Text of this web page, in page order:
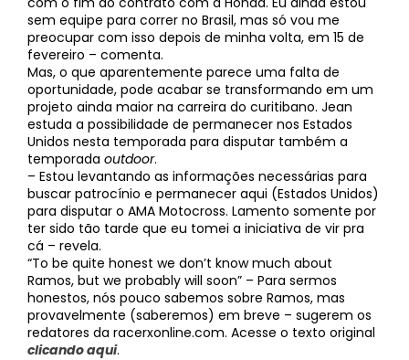
sem equipe para correr no Brasil, mas só vou me
preocupar com isso depois de minha volta, em 15 de
fevereiro – comenta.
Mas, o que aparentemente parece uma falta de
oportunidade, pode acabar se transformando em um
projeto ainda maior na carreira do curitibano. Jean
estuda a possibilidade de permanecer nos Estados
Unidos nesta temporada para disputar também a
temporada outdoor.
– Estou levantando as informações necessárias para
buscar patrocínio e permanecer aqui (Estados Unidos)
para disputar o AMA Motocross. Lamento somente por
ter sido tão tarde que eu tomei a iniciativa de vir pra
cá – revela.
“To be quite honest we don’t know much about
Ramos, but we probably will soon” – Para sermos
honestos, nós pouco sabemos sobre Ramos, mas
provavelmente (saberemos) em breve – sugerem os
redatores da racerxonline.com. Acesse o texto original
clicando aqui.